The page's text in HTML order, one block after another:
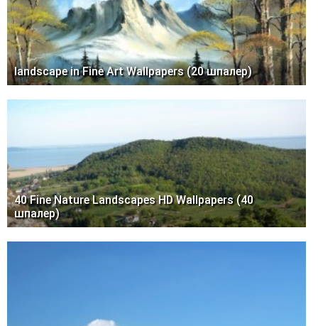
landscape in Fine Art Wallpapers (20 шпалер)
40 Fine Nature Landscapes HD Wallpapers (40
шпалер)